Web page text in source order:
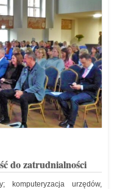
do zatrudnialności
urzędów,